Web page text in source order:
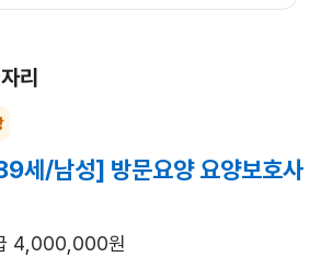
리
세/남성] 방문요양 요양보호사
4,000,000원